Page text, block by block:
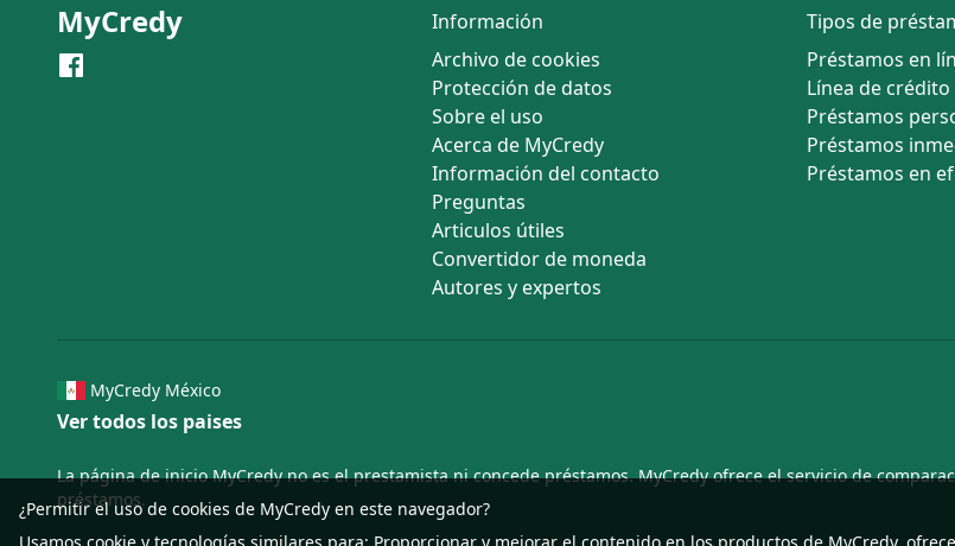
MyCredy
Información
Archivo de cookies
Protección de datos
Sobre el uso
Acerca de MyCredy
Información del contacto
Preguntas
Articulos útiles
Convertidor de moneda
Autores y expertos
Tipos de
Préstamos en
Línea de crédito
Préstamos
Préstamos
Préstamos en
MyCredy México
Ver todos los paises
La página de inicio MyCredy no es el prestamista ni concede préstamos. MyCredy ofrece el servicio de
préstamos.
¿Permitir el uso de cookies de MyCredy en este navegador?